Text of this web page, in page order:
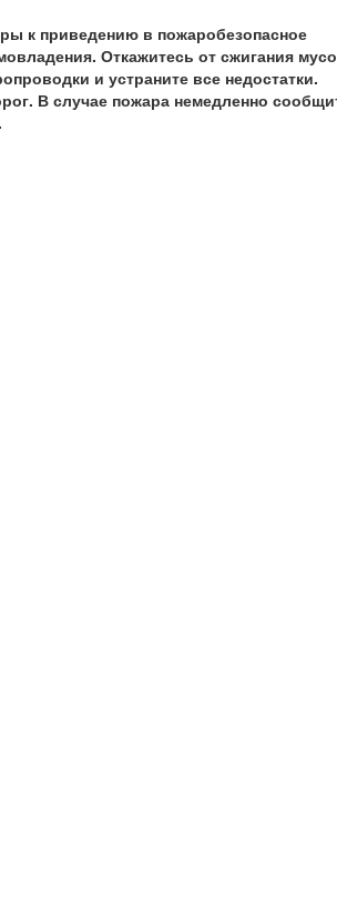
к приведению в пожаробезопасное
Откажитесь от сжигания
и устраните все недостатки.
В случае пожара немедленно